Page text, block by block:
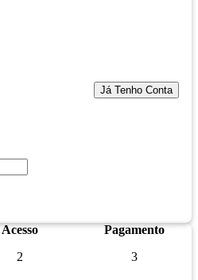
Já Tenho Conta
Acesso
2
Pagamento
3